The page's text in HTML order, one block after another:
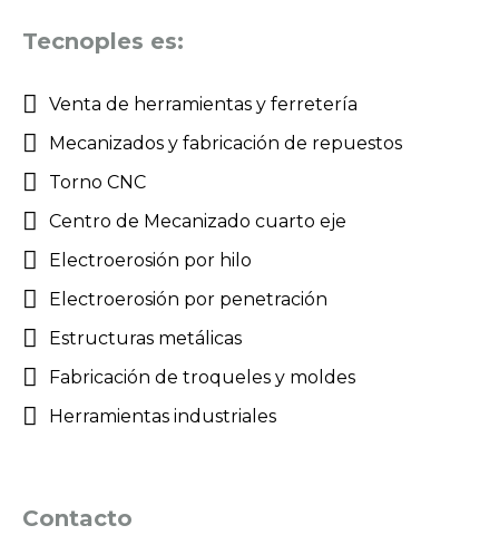
Tecnoples es:
Venta de herramientas y ferretería
Mecanizados y fabricación de repuestos
Torno CNC
Centro de Mecanizado cuarto eje
Electroerosión por hilo
Electroerosión por penetración
Estructuras metálicas
Fabricación de troqueles y moldes
Herramientas industriales
Contacto